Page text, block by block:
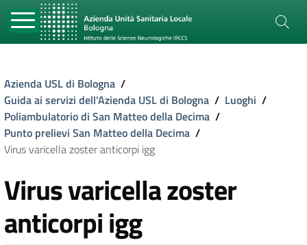
Azienda USL di Bologna /
Guida ai servizi dell'Azienda USL di Bologna / Luoghi /
Poliambulatorio di San Matteo della Decima /
Punto prelievi San Matteo della Decima /
Virus varicella zoster anticorpi igg
Virus varicella zoster
anticorpi igg